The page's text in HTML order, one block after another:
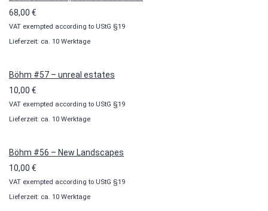
68,00 €
VAT exempted according to UStG §19
Lieferzeit: ca. 10 Werktage
Böhm #57 – unreal estates
10,00 €
VAT exempted according to UStG §19
Lieferzeit: ca. 10 Werktage
Böhm #56 – New Landscapes
10,00 €
VAT exempted according to UStG §19
Lieferzeit: ca. 10 Werktage